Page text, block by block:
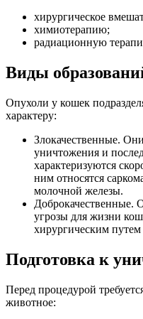
хирургическое
химиотерапию;
радиационную
Виды
Опухоли у кошек
характеру:
Злокачественные.
уничтожения и
характеризуются
ним относятся
молочной железы.
Доброкачественные.
угрозы для жизни
хирургическим
Подготовка к
Перед процедурой
животное: